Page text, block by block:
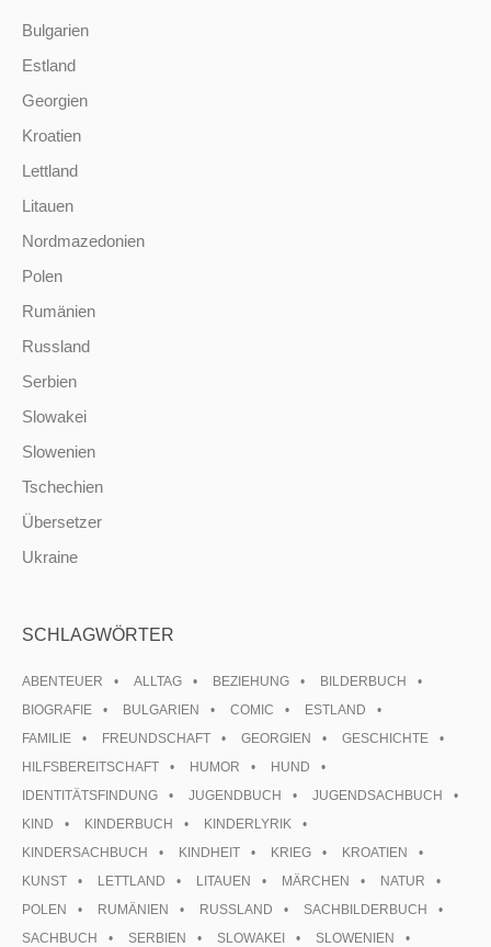
Bulgarien
Estland
Georgien
Kroatien
Lettland
Litauen
Nordmazedonien
Polen
Rumänien
Russland
Serbien
Slowakei
Slowenien
Tschechien
Übersetzer
Ukraine
SCHLAGWÖRTER
ABENTEUER ALLTAG BEZIEHUNG
BILDERBUCH
BIOGRAFIE
BULGARIEN COMIC
ESTLAND
FAMILIE
FREUNDSCHAFT GEORGIEN
GESCHICHTE
HILFSBEREITSCHAFT
HUMOR
HUND
IDENTITÄTSFINDUNG
JUGENDBUCH
JUGENDSACHBUCH
KIND
KINDERBUCH
KINDERLYRIK
KINDERSACHBUCH
KINDHEIT KRIEG
KROATIEN
KUNST
LETTLAND LITAUEN MÄRCHEN
NATUR
POLEN
RUMÄNIEN RUSSLAND
SACHBILDERBUCH
SACHBUCH
SERBIEN SLOWAKEI
SLOWENIEN